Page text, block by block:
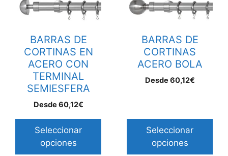
producto
producto
BARRAS DE
CORTINAS EN
ACERO CON
TERMINAL
SEMIESFERA
Desde 60,12€
Seleccionar
opciones
producto
múltiples
variantes.
Las
opciones
pueden
BARRAS DE
CORTINAS
ACERO BOLA
Desde 60,12€
Seleccionar
opciones
producto
múltiples
variantes.
Las
opciones